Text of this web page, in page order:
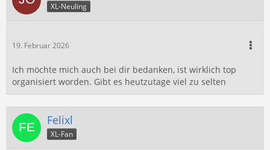
XL-Neuling
19. Februar 2026
Ich möchte mich auch bei dir bedanken, ist wirklich top
organisiert worden. Gibt es heutzutage viel zu selten
Felixl
XL-Fan